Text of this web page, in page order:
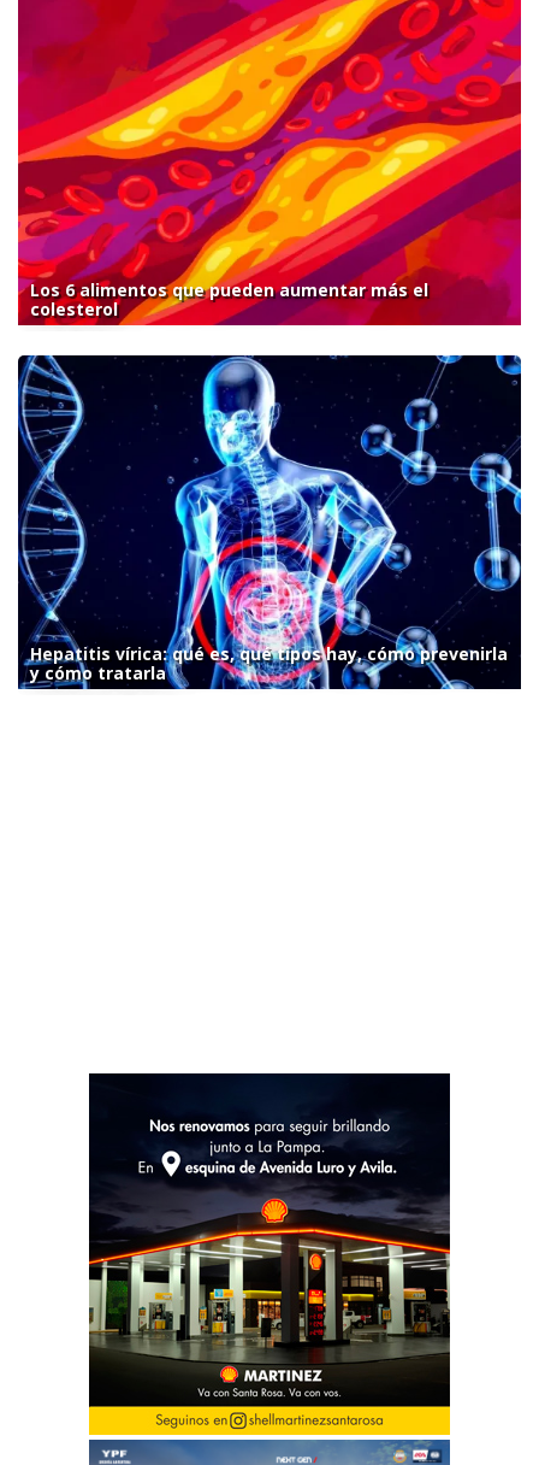
Los 6 alimentos que pueden aumentar más el
colesterol
Hepatitis vírica: qué es, qué tipos hay, cómo prevenirla
y cómo tratarla